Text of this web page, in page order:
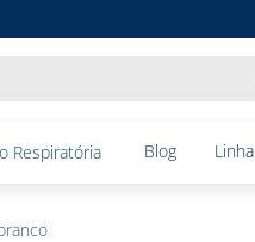
Respiratória Blog